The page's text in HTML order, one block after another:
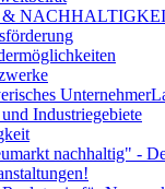
&
Industriegebiete
nachhaltig" -